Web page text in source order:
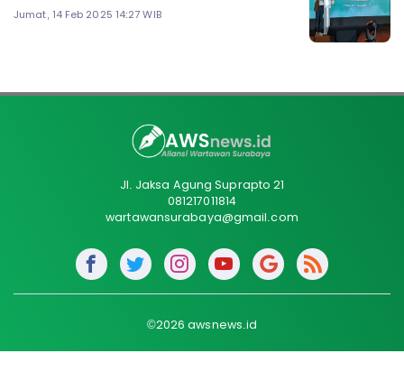
Jumat, 14 Feb 2025 14:27 WIB
Jl. Jaksa Agung Suprapto 21
081217011814
wartawansurabaya@gmail.com
©2026 awsnews.id